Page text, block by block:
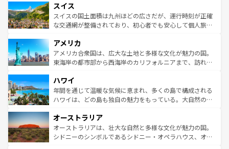
れる地方に足を運ぶとそれぞれで全く異なる文化を体験で
きるだろう。 なお、新着のフランス情報はコンテンツ一覧
を参照してほしい。
は、お酒好きな人にはぜひ体験してほしい。 なお、新着の
ドイツ情報はコンテンツ一覧を参照してほしい。
リアごとに異なる魅力がある。また、優雅なアフタヌーン
ティー、ビール好きにはたまらない英国パブ、サッカー観
戦など、本場だからこそできる体験も豊富。イギリスを旅
ンツ一覧を参照してほしい。
スイス
スイスの国土面積は九州ほどの広さだが、運行時刻が正確
な交通網が整備されており、初心者でも安心して個人旅行
の建物がそのまま残る町や、スイスならではのユニークな
博物館もあり、アルプス観光だけでなく町歩きも満喫する
ことができる。国民の所得が高いため物価も高いが、旅行
ば市内交通費無料で観光を楽しむこともできる。 なお、新
着のスイス情報はコンテンツ一覧 を参照してほしい。
アメリカ
アメリカ合衆国は、広大な土地と多様な文化が魅力の国。
東海岸の都市部から西海岸のカリフォルニアまで、訪れる
のような巨大都市は、観光、ショッピング、エンターテイ
ンメントが詰まった刺激的なスポットだ。一方、アメリカ
西部には大自然が広がり、グランドキャニオンやイエロー
部のニューオーリンズでは、音楽と美食が融合した独特の
文化が魅力。旅行者はアメリカの各地域で異なる魅力を楽
しみながら、その多様性と豊かな歴史を感じることができ
ハワイ
年間を通じて温暖な気候に恵まれ、多くの島で構成される
ハワイは、どの島も独自の魅力をもっている。大自然の神
ワイ島は見逃せない。また、定番の観光地といえばオアフ
島だが、静かな自然を求めるならマウイ島やカウアイ島が
おすすめ。エメラルドグリーンに輝く海をはじめ、豊かな
オーストラリア
オーストラリアは、壮大な自然と多様な文化が魅力の国。
シドニーのシンボルであるシドニー・オペラハウス、オー